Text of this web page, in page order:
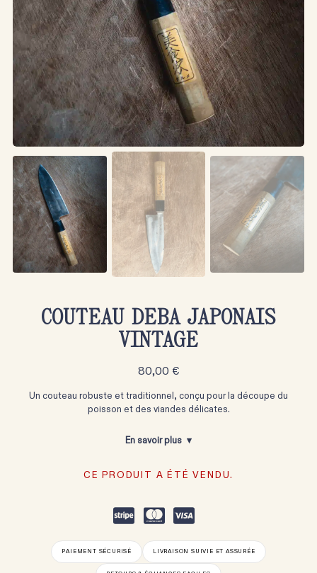
COUTEAU DEBA JAPONAIS
VINTAGE
80,00 €
Un couteau robuste et traditionnel, conçu pour la découpe du
poisson et des viandes délicates.
En savoir plus
CE PRODUIT A ÉTÉ VENDU.
PAIEMENT SÉCURISÉ LIVRAISON SUIVIE ET ASSURÉE